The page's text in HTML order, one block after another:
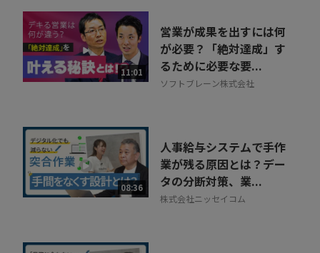
11:01
営業が成果を出すには何
が必要？「絶対達成」す
るために必要な要...
ソフトブレーン株式会社
08:36
人事給与システムで手作
業が残る原因とは？デー
タの分断対策、業...
株式会社ニッセイコム